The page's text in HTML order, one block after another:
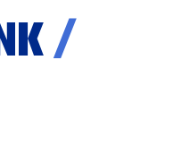
/